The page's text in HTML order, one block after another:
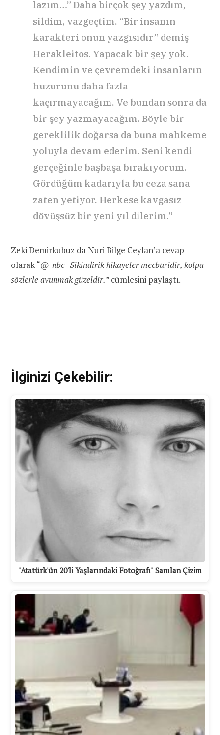
lazım…” Daha birçok şey yazdım,
sildim, vazgeçtim. “Bir insanın
karakteri onun yazgısıdır” demiş
Herakleitos. Yapacak bir şey yok.
Kendimin ve çevremdeki insanların
huzurunu daha fazla
kaçırmayacağım. Ve bundan sonra da
bir şey yazmayacağım. Böyle bir
gereklilik doğarsa da buna mahkeme
yoluyla devam ederim. Seni kendi
gerçeğinle başbaşa bırakıyorum.
Gördüğüm kadarıyla bu ceza sana
zaten yetiyor. Herkese kavgasız
dövüşsüz bir yeni yıl dilerim.”
Zeki Demirkubuz da Nuri Bilge Ceylan’a cevap
olarak “@_nbc_ Sikindirik hikayeler mecburidir, kolpa
sözlerle avunmak güzeldir.” cümlesini paylaştı.
İlginizi Çekebilir:
"Atatürk'ün 20'li Yaşlarındaki Fotoğrafı" Sanılan Çizim